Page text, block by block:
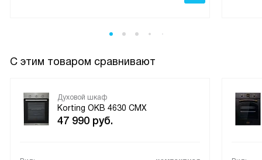
С этим товаром сравнивают
Духовой шкаф
Korting OKB 4630 CMX
47 990 руб.